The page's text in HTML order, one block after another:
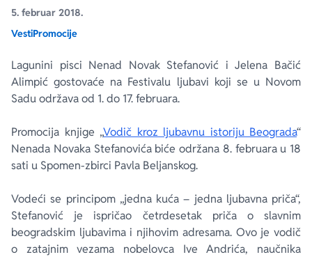
5. februar 2018.
VestiPromocije
Lagunini pisci Nenad Novak Stefanović i Jelena Bačić
Alimpić gostovaće na Festivalu ljubavi koji se u Novom
Sadu održava od 1. do 17. februara.
Promocija knjige „Vodič kroz ljubavnu istoriju Beograda“
Nenada Novaka Stefanovića biće održana 8. februara u 18
sati u Spomen-zbirci Pavla Beljanskog.
Vodeći se principom „jedna kuća – jedna ljubavna priča“,
Stefanović je ispričao četrdesetak priča o slavnim
beogradskim ljubavima i njihovim adresama. Ovo je vodič
o zatajnim vezama nobelovca Ive Andrića, naučnika
Ekranizovane knjige
Za poklon
Autori
Poezija
Lični razvoj i popularna psihologija
Bojan Ljubenović
Dejan Tiago-Stanković
Peter Handke
Harlan Koben